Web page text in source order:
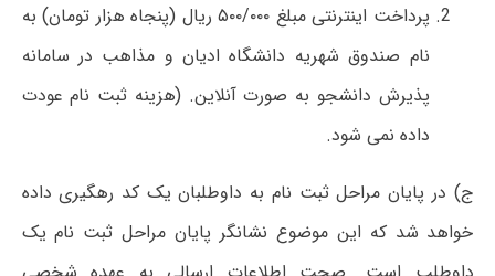
پرداخت اینترنتی مبلغ ۵۰۰/۰۰۰ ریال (پنجاه هزار تومان) به
نام صندوق شهریه دانشگاه ادیان و مذاهب در سامانه
پذیرش دانشجو به صورت آنلاین. (هزینه ثبت نام عودت
داده نمی شود.
ج) در پایان مراحل ثبت نام به داوطلبان یک کد رهگیری داده
خواهد شد که این موضوع نشانگر پایان مراحل ثبت نام یک